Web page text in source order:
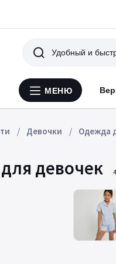
Меню
МЕНЮ
Поиск
Девочки Одежда
девочек